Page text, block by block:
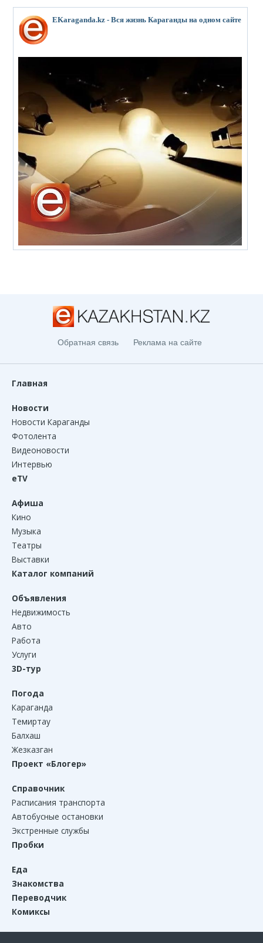
EKaraganda.kz - Вся жизнь Караганды на одном сайте
Обратная связь Реклама на сайте
Главная
Новости
Новости Караганды
Фотолента
Видеоновости
Интервью
eTV
Афиша
Кино
Музыка
Театры
Выставки
Каталог компаний
Объявления
Недвижимость
Авто
Работа
Услуги
3D-тур
Погода
Караганда
Темиртау
Балхаш
Жезказган
Проект «Блогер»
Справочник
Расписания транспорта
Автобусные остановки
Экстренные службы
Пробки
Еда
Знакомства
Переводчик
Комиксы